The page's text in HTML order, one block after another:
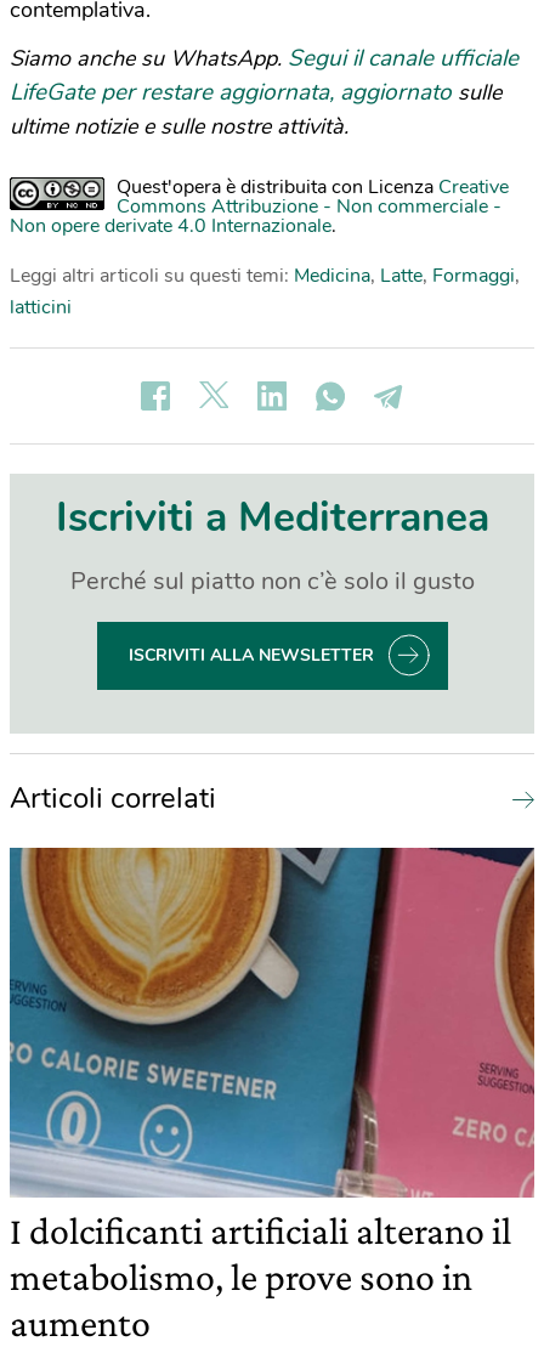
contemplativa.
Siamo anche su WhatsApp. Segui il canale ufficiale
LifeGate per restare aggiornata, aggiornato sulle
ultime notizie e sulle nostre attività.
Quest'opera è distribuita con Licenza Creative
Commons Attribuzione - Non commerciale -
Non opere derivate 4.0 Internazionale.
Leggi altri articoli su questi temi: Medicina, Latte, Formaggi,
latticini
Iscriviti a Mediterranea
Perché sul piatto non c’è solo il gusto
ISCRIVITI ALLA NEWSLETTER
Articoli correlati
I dolcificanti artificiali alterano il
metabolismo, le prove sono in
aumento